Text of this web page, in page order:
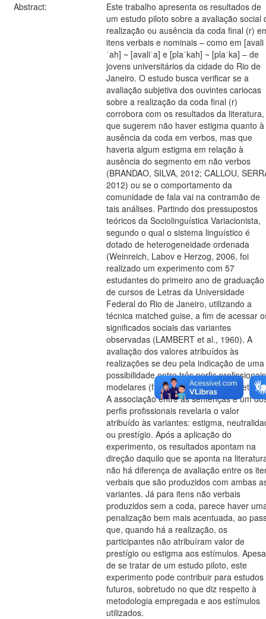
Abstract:
Este trabalho apresenta os resultados de
um estudo piloto sobre a avaliação social
realização ou ausência da coda final (r)
itens verbais e nominais – como em [avali
ˈah] ~ [avaliˈa] e [plaˈkah] ~ [plaˈka] – de
jovens universitários da cidade do Rio de
Janeiro. O estudo busca verificar se a
avaliação subjetiva dos ouvintes cariocas
sobre a realização da coda final (r)
corrobora com os resultados da literatura,
que sugerem não haver estigma quanto à
ausência da coda em verbos, mas que
haveria algum estigma em relação à
ausência do segmento em não verbos
(BRANDAO, SILVA, 2012; CALLOU,
2012) ou se o comportamento da
comunidade de fala vai na contramão de
tais análises. Partindo dos pressupostos
teóricos da Sociolinguística Variacionista,
segundo o qual o sistema linguístico é
dotado de heterogeneidade ordenada
(Weinreich, Labov e Herzog, 2006, foi
realizado um experimento com 57
estudantes do primeiro ano de graduação
de cursos de Letras da Universidade
Federal do Rio de Janeiro, utilizando a
técnica matched guise, a fim de acessar
significados sociais das variantes
observadas (LAMBERT et al., 1960). A
avaliação dos valores atribuídos às
realizações se deu pela indicação de uma
possibilidade entre três perfis profissionais
modelares (faxineira, inspetora e
A associação entre as sentenças e um
perfis profissionais revelaria o valor
atribuído às variantes: estigma,
ou prestígio. Após a aplicação do
experimento, os resultados apontam na
direção daquilo que se aponta na
não há diferença de avaliação entre os
verbais que são produzidos com ambas
variantes. Já para itens não verbais
produzidos sem a coda, parece haver
penalização bem mais acentuada, ao
que, quando há a realização, os
participantes não atribuíram valor de
prestígio ou estigma aos estímulos.
de se tratar de um estudo piloto, este
experimento pode contribuir para estudos
futuros, sobretudo no que diz respeito à
metodologia empregada e aos estímulos
utilizados.